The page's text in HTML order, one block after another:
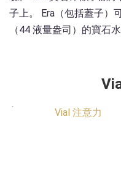
子上。 Era（包括蓋子）
（44 液量盎司）的寶石水